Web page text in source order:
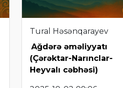
Tural Həsənqarayev
Ağdərə əməliyyatı
(Çərəktar-Narınclar-
Heyvalı cəbhəsi)